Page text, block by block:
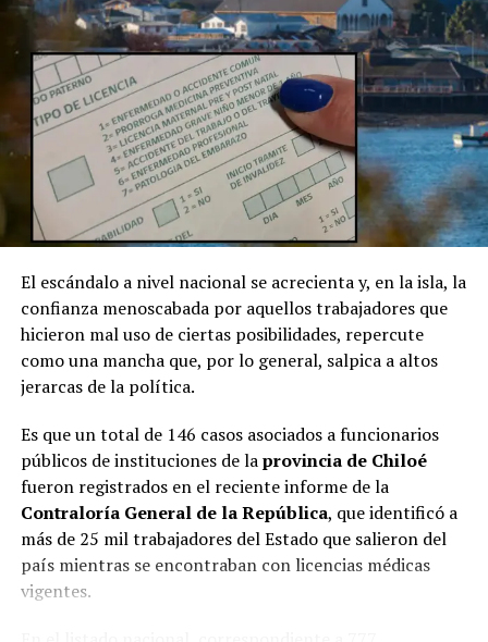
El escándalo a nivel nacional se acrecienta y, en la isla, la
confianza menoscabada por aquellos trabajadores que
hicieron mal uso de ciertas posibilidades, repercute
como una mancha que, por lo general, salpica a altos
jerarcas de la política.
Es que un total de 146 casos asociados a funcionarios
públicos de instituciones de laprovincia de Chiloé
fueron registrados en el reciente informe de la
Contraloría General de la República, que identificó a
más de 25 mil trabajadores del Estado que salieron del
país mientras se encontraban con licencias médicas
vigentes.